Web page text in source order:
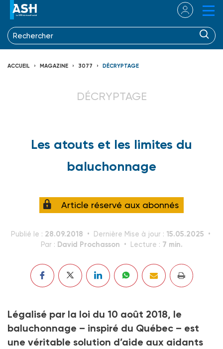
ACCUEIL MAGAZINE 3077 DÉCRYPTAGE
DÉCRYPTAGE
Les atouts et les limites du
baluchonnage
Article réservé aux abonnés
Publié le : 28.09.2018 Dernière Mise à jour : 15.05.2025
Par : David Prochasson Lecture : 7 min.
Légalisé par la loi du 10 août 2018, le
baluchonnage – inspiré du Québec – est
une véritable solution d’aide aux aidants